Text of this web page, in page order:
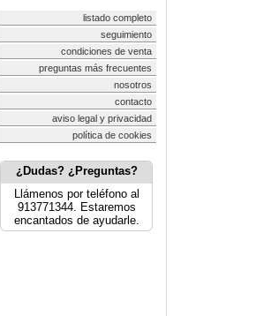
listado completo
seguimiento
condiciones de venta
preguntas más frecuentes
nosotros
contacto
aviso legal y privacidad
política de cookies
¿Dudas? ¿Preguntas?
Llámenos por teléfono al
913771344. Estaremos
encantados de ayudarle.